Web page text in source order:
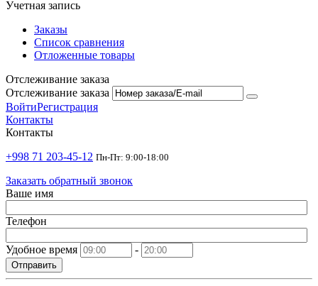
Учетная запись
Заказы
Список сравнения
Отложенные товары
Отслеживание заказа
Отслеживание заказа
ВойтиРегистрация
Контакты
Контакты
+998 71 203-45-12 Пн-Пт: 9:00-18:00
Заказать обратный звонок
Ваше имя
Телефон
Удобное время -
Отправить